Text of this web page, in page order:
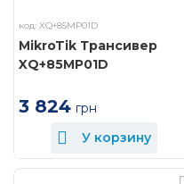
код: XQ+85MP01D
MikroTik Трансивер
XQ+85MP01D
3 824 грн
У корзину